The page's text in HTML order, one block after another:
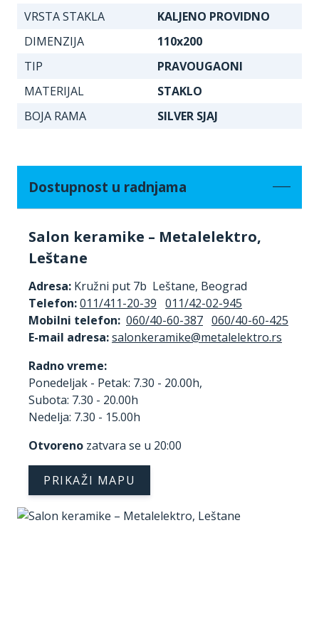
VRSTA STAKLA
KALJENO PROVIDNO
DIMENZIJA
110x200
TIP
PRAVOUGAONI
MATERIJAL
STAKLO
BOJA RAMA
SILVER SJAJ
Dostupnost u radnjama
Salon keramike – Metalelektro,
Leštane
Adresa: Kružni put 7b Leštane, Beograd
Telefon:011/411-20-39 011/42-02-945
Mobilni telefon: 060/40-60-387 060/40-60-425
E-mail adresa:
Radno vreme:
Ponedeljak - Petak: 7.30 - 20.00h,
Subota: 7.30 - 20.00h
Nedelja: 7.30 - 15.00h
Otvoreno zatvara se u 20:00
PRIKAŽI MAPU